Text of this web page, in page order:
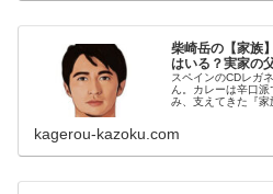
柴崎岳の【家族
はいる？実家の
スペインのCDレガ
ん。カレーは辛口
み、支えてきた『家
kagerou-kazoku.com